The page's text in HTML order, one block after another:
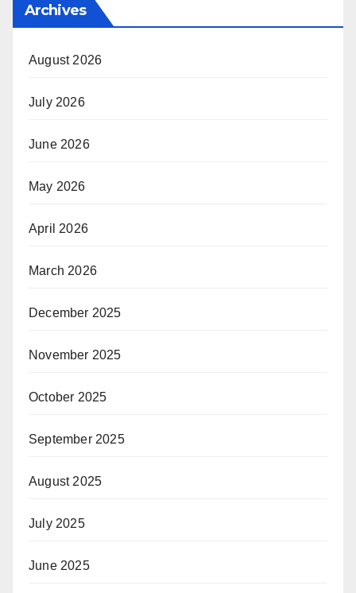
Archives
August 2026
July 2026
June 2026
May 2026
April 2026
March 2026
December 2025
November 2025
October 2025
September 2025
August 2025
July 2025
June 2025